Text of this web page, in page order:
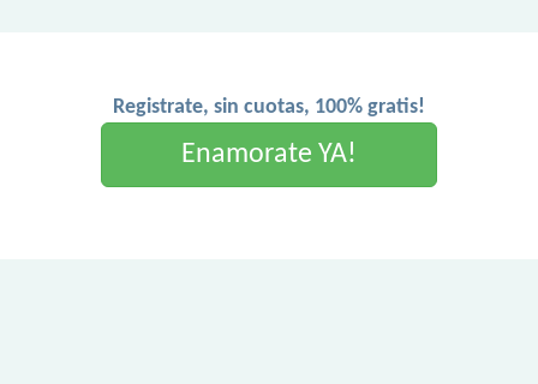
Registrate, sin cuotas, 100% gratis!
Enamorate YA!